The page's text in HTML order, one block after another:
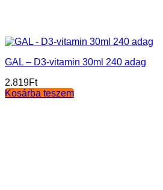
GAL – D3-vitamin 30ml 240 adag
2.819Ft
Kosárba teszem